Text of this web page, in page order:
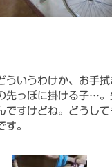
ういうわけか、お手
先っぽに掛ける子…。
ですけどね。どうし
す。